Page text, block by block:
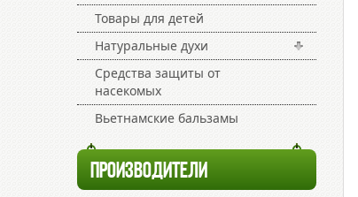
Товары для детей
Натуральные духи
Средства защиты от
насекомых
Вьетнамские бальзамы
ПРОИЗВОДИТЕЛИ